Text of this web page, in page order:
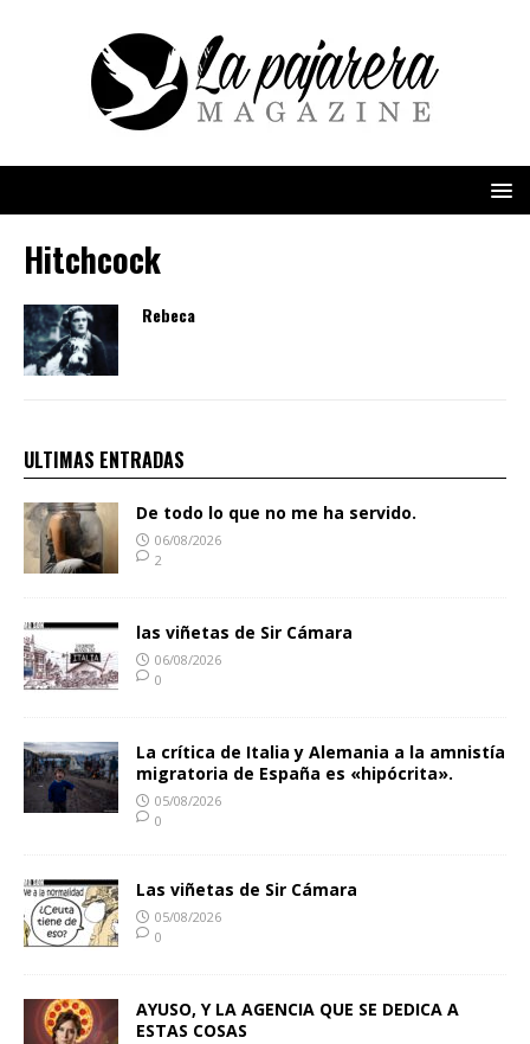
Hitchcock
Rebeca
ULTIMAS ENTRADAS
De todo lo que no me ha servido.
06/08/2026
2
las viñetas de Sir Cámara
06/08/2026
0
La crítica de Italia y Alemania a la amnistía
migratoria de España es «hipócrita».
05/08/2026
0
Las viñetas de Sir Cámara
05/08/2026
0
AYUSO, Y LA AGENCIA QUE SE DEDICA A
ESTAS COSAS